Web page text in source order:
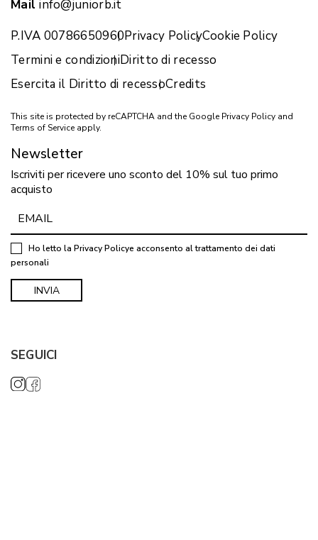
Mail info@juniorb.it
P.IVA 00786650960Privacy PolicyCookie Policy
Termini e condizioniDiritto di recesso
Esercita il Diritto di recessoCredits
This site is protected by reCAPTCHA and the Google Privacy Policy and
Terms of Service apply.
Newsletter
Iscriviti per ricevere uno sconto del 10% sul tuo primo
acquisto
Ho letto la Privacy Policye acconsento al trattamento dei dati
personali
SEGUICI